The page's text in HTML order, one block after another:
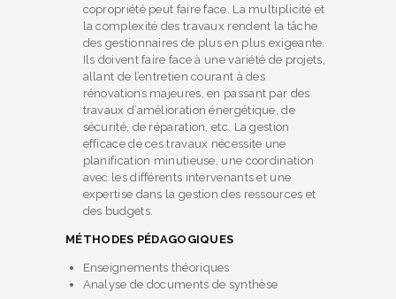
copropriété peut faire face. La multiplicité et
la complexité des travaux rendent la tâche
des gestionnaires de plus en plus exigeante.
Ils doivent faire face à une variété de projets,
allant de l’entretien courant à des
rénovations majeures, en passant par des
travaux d’amélioration énergétique, de
sécurité, de réparation, etc. La gestion
efficace de ces travaux nécessite une
planification minutieuse, une coordination
avec les différents intervenants et une
expertise dans la gestion des ressources et
des budgets.
MÉTHODES PÉDAGOGIQUES
Enseignements théoriques
Analyse de documents de synthèse